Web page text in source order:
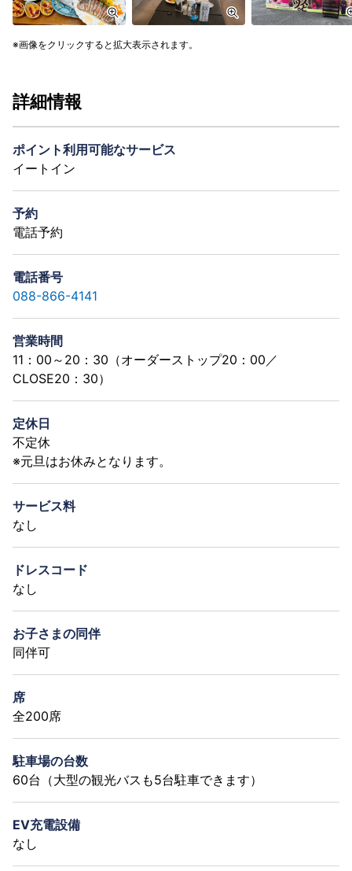
画像をクリックすると拡大表示されます。
詳細情報
ポイント利用可能なサービス
イートイン
予約
電話予約
電話番号
088-866-4141
営業時間
11：00～20：30（オーダーストップ20：00／
CLOSE20：30）
定休日
不定休
※元旦はお休みとなります。
サービス料
なし
ドレスコード
なし
お子さまの同伴
同伴可
席
全200席
駐車場の台数
60台（大型の観光バスも5台駐車できます）
EV充電設備
なし